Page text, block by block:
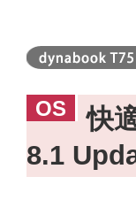
OS
快
8.1